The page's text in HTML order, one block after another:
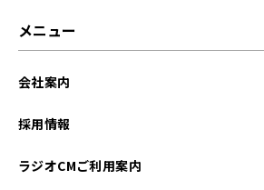
メニュー
会社案内
採用情報
ラジオCMご利用案内